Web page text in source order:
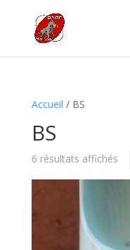
Accueil / BS
BS
6 résultats affichés